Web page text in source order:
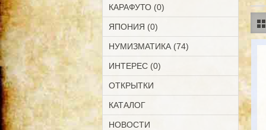
КАРАФУТО (0)
ЯПОНИЯ (0)
НУМИЗМАТИКА (74)
ИНТЕРЕС (0)
ОТКРЫТКИ
КАТАЛОГ
НОВОСТИ